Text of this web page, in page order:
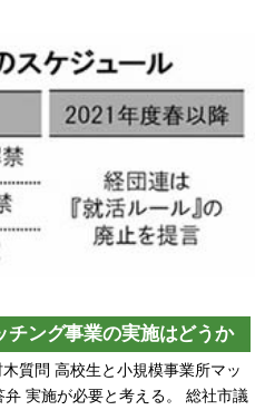
チング事業の実施はどうか
質問 高校生と小規模事業所マッ
実施が必要と考える。 総社市議